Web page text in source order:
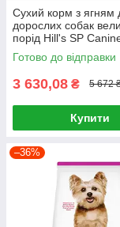
Сухий корм з ягням
дорослих собак
порід Hill's SP
Large Breed Lamb &
Готово до відправки
3 630,08 ₴ 5 672
Купити
–36%